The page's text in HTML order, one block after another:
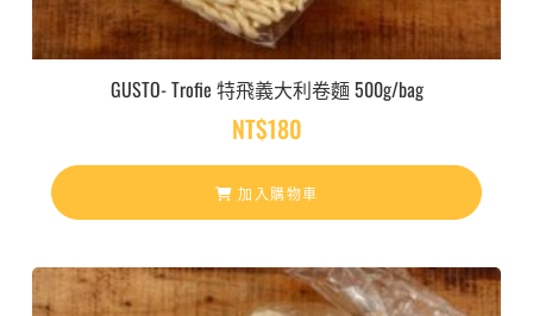
GUSTO- Trofie 特飛義大利卷麵 500g/bag
NT$180
加入購物車